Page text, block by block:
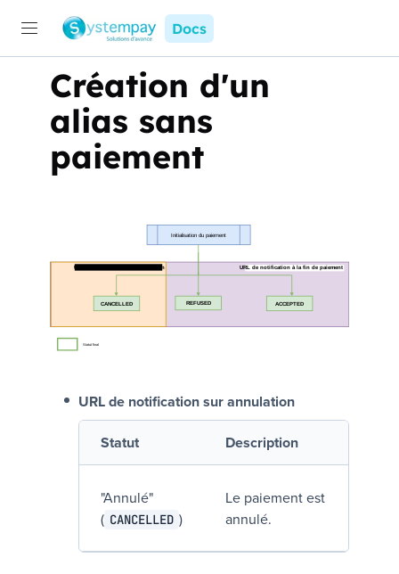
Docs
Création d'un
alias sans
paiement
URL de notification sur annulation
Statut
Description
"Annulé"
( CANCELLED )
Le paiement est
annulé.